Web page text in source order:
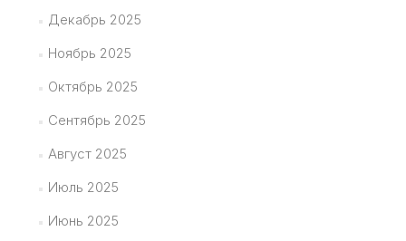
Декабрь 2025
Ноябрь 2025
Октябрь 2025
Сентябрь 2025
Август 2025
Июль 2025
Июнь 2025